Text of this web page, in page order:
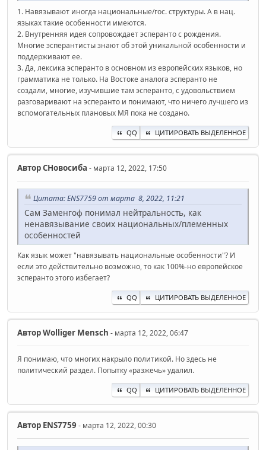
1. Навязывают иногда национальные/гос. структуры. А в нац.
языках такие особенности имеются.
2. Внутренняя идея сопровождает эсперанто с рождения.
Многие эсперантисты знают об этой уникальной особенности и
поддерживают ее.
3. Да, лексика эсперанто в основном из европейских языков, но
грамматика не только. На Востоке аналога эсперанто не
создали, многие, изучившие там эсперанто, с удовольствием
разговаривают на эсперанто и понимают, что ничего лучшего из
вспомогательных плановых МЯ пока не создано.
QQ ЦИТИРОВАТЬ ВЫДЕЛЕННОЕ
АвторСНовосиба - марта 12, 2022, 17:50
Цитата: ENS7759 от марта 8, 2022, 11:21
Сам Заменгоф понимал нейтральность, как
ненавязывание своих национальных/племенных
особенностей
Как язык может "навязывать национальные особенности"? И
если это действительно возможно, то как 100%-но европейское
эсперанто этого избегает?
QQ ЦИТИРОВАТЬ ВЫДЕЛЕННОЕ
АвторWolliger Mensch - марта 12, 2022, 06:47
Я понимаю, что многих накрыло политикой. Но здесь не
политический раздел. Попытку «разжечь» удалил.
QQ ЦИТИРОВАТЬ ВЫДЕЛЕННОЕ
Автор ENS7759 - марта 12, 2022, 00:30